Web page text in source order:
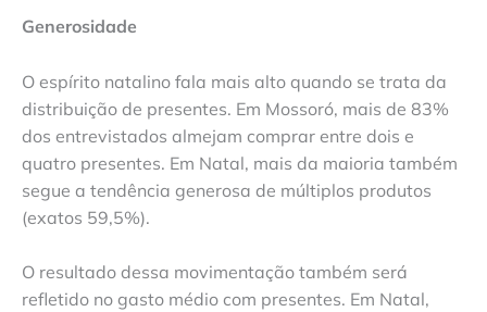
Generosidade
O espírito natalino fala mais alto quando se trata da
distribuição de presentes. Em Mossoró, mais de 83%
dos entrevistados almejam comprar entre dois e
quatro presentes. Em Natal, mais da maioria também
segue a tendência generosa de múltiplos produtos
(exatos 59,5%).
O resultado dessa movimentação também será
refletido no gasto médio com presentes. Em Natal,